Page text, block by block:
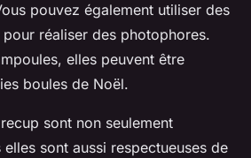
pouvez également utiliser des
réaliser des photophores.
elles peuvent être
boules de Noël.
sont non seulement
sont aussi respectueuses de